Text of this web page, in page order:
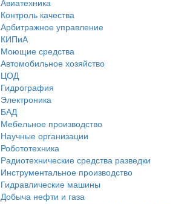
Контроль качества
Арбитражное управление
КИПиА
Моющие средства
Автомобильное хозяйство
ЦОД
Гидрография
Электроника
БАД
Мебельное производство
Научные организации
Робототехника
Радиотехнические средства разведки
Инструментальное производство
Гидравлические машины
Добыча нефти и газа